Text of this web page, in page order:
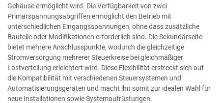
Gehäuse ermöglicht wird. Die Verfügbarkeit von zwei
Primärspannungsabgriffen ermöglicht den Betrieb mit
unterschiedlichen Eingangsspannungen, ohne dass zusätzliche
Bauteile oder Modifikationen erforderlich sind. Die Sekundärseite
bietet mehrere Anschlusspunkte, wodurch die gleichzeitige
Stromversorgung mehrerer Steuerkreise bei gleichmäßiger
Lastverteilung erleichtert wird. Diese Flexibilität erstreckt sich auf
die Kompatibilität mit verschiedenen Steuersystemen und
Automatisierungsgeräten und macht ihn somit zur idealen Wahl für
neue Installationen sowie Systemaufrüstungen.